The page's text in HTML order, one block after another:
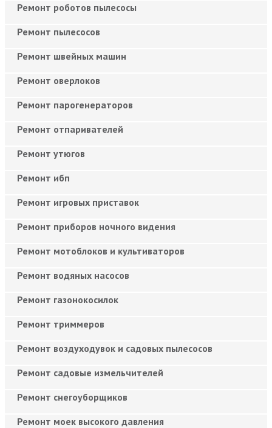
Ремонт роботов пылесосы
Ремонт пылесосов
Ремонт швейных машин
Ремонт оверлоков
Ремонт парогенераторов
Ремонт отпаривателей
Ремонт утюгов
Ремонт ибп
Ремонт игровых приставок
Ремонт приборов ночного видения
Ремонт мотоблоков и культиваторов
Ремонт водяных насосов
Ремонт газонокосилок
Ремонт триммеров
Ремонт воздуходувок и садовых пылесосов
Ремонт садовые измельчителей
Ремонт снегоуборщиков
Ремонт моек высокого давления